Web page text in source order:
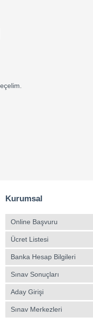
Kurumsal
Online Başvuru
Ücret Listesi
Banka Hesap Bilgileri
Sınav Sonuçları
Aday Girişi
Sınav Merkezleri